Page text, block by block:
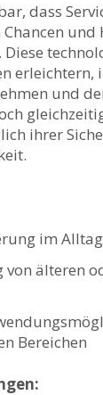
dass
Chancen
erleichtern,
und
ihrer‌
im Alltag
von älteren
Bereichen